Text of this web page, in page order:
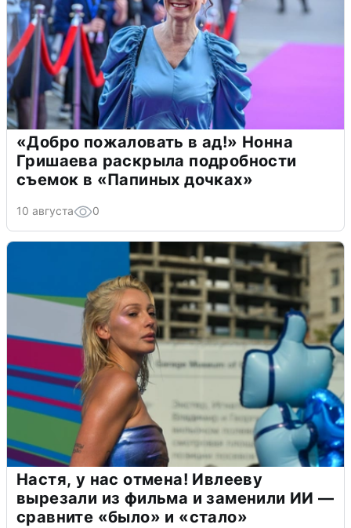
«Добро пожаловать в ад!» Нонна
Гришаева раскрыла подробности
съемок в «Папиных дочках»
10 августа 0
Настя, у нас отмена! Ивлееву
вырезали из фильма и заменили ИИ —
сравните «было» и «стало»